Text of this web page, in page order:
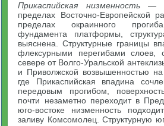
Прикаспийская низменность—
пределах Восточно-Европейской
пределах окраинного прогиба
фундамента платформы,
выяснена. Структурные границы
флексурными перегибами
севере от Волго-Уральской
и Приволжской возвышенностью
где Прикаспийская впадина
передовым прогибом,
почти незаметно переходит в
юго-востоке низменность
заливу Комсомолец. Структурную